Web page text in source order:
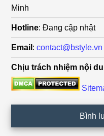
Minh
Hotline: Đang cập nhật
Email :contact@bstyle.vn
Chịu trách nhiệm nội
Bình